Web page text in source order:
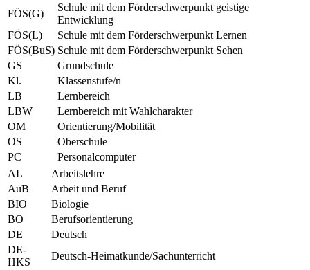
FÖS(G)
Schule mit dem Förderschwerpunkt geistige
Entwicklung
FÖS(L)
Schule mit dem Förderschwerpunkt Lernen
FÖS(BuS) Schule mit dem Förderschwerpunkt Sehen
GS
Grundschule
Kl.
Klassenstufe/n
LB
Lernbereich
LBW
Lernbereich mit Wahlcharakter
OM
Orientierung/Mobilität
OS
Oberschule
PC
Personalcomputer
AL
Arbeitslehre
AuB
Arbeit und Beruf
BIO
Biologie
BO
Berufsorientierung
DE
Deutsch
DE-
HKS
Deutsch-Heimatkunde/Sachunterricht